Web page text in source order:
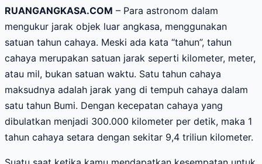
RUANGANGKASA.COM – Para astronom dalam
mengukur jarak objek luar angkasa, menggunakan
satuan tahun cahaya. Meski ada kata “tahun”, tahun
cahaya merupakan satuan jarak seperti kilometer, meter,
atau mil, bukan satuan waktu. Satu tahun cahaya
maksudnya adalah jarak yang di tempuh cahaya dalam
satu tahun Bumi. Dengan kecepatan cahaya yang
dibulatkan menjadi 300.000 kilometer per detik, maka 1
tahun cahaya setara dengan sekitar 9,4 triliun kilometer.